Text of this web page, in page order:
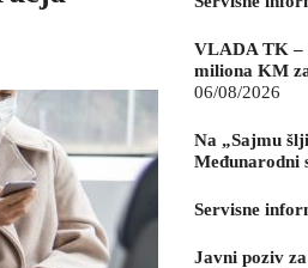
VLADA TK –
miliona KM
06/08/2026
Na „Sajmu
Međunarodni
Servisne
Javni poziv